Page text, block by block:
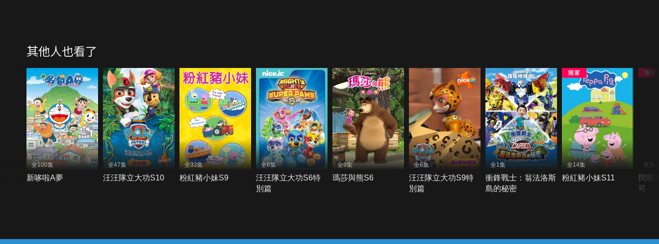
其他人也看了
全100集
新哆啦A夢
全47集
汪汪隊立大功S10
全33集
粉紅豬小妹S9
全6集
汪汪隊立大功S6特
別篇
全9集
瑪莎與熊S6
全6集
汪汪隊立大功S9特
別篇
全1集
衝鋒戰士：翁法洛斯
島的秘密
全14集
粉紅豬小妹S11
更新
閃耀
可